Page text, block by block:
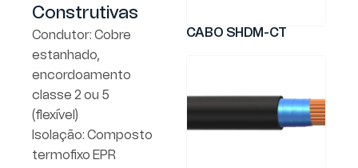
Construtivas
Condutor: Cobre
estanhado,
encordoamento
classe 2 ou 5
(flexível)
Isolação: Composto
termofixo EPR
CABO SHDM-CT